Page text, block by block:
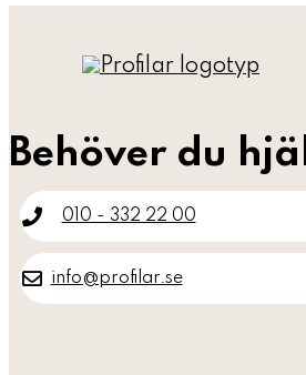
Behöver du
010 - 332 22 00
info@profilar.se